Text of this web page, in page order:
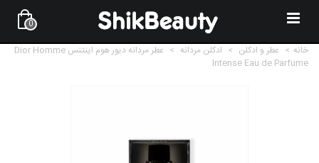
0
خانه > عطر و ادکلن > ادکلن مردانه >
عطر مردانه دیور هوم اینتنس Dior Homme
Intense Eau de Parfume